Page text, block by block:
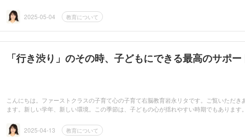
2025-05-04
教育について
「行き渋り」のその時、子どもにできる最高のサポー
こんにちは。ファーストクラスの子育て心の子育て右脳教育岩永リタです。ご覧いただき
ます。新しい学年、新しい環境。この季節は、子どもの心が揺れやすい時期でもあります
2025-04-13 教育について